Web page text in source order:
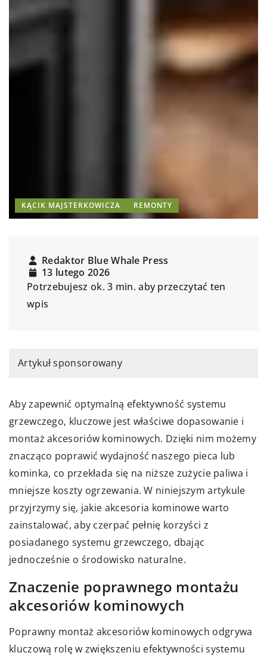
KĄCIK MAJSTERKOWICZA REMONTY
Redaktor Blue Whale Press
13 lutego 2026
Potrzebujesz ok. 3 min. aby przeczytać ten
wpis
Artykuł sponsorowany
Aby zapewnić optymalną efektywność systemu
grzewczego, kluczowe jest właściwe dopasowanie i
montaż akcesoriów kominowych. Dzięki nim możemy
znacząco poprawić wydajność naszego pieca lub
kominka, co przekłada się na niższe zużycie paliwa i
mniejsze koszty ogrzewania. W niniejszym artykule
przyjrzymy się, jakie akcesoria kominowe warto
zainstalować, aby czerpać pełnię korzyści z
posiadanego systemu grzewczego, dbając
jednocześnie o środowisko naturalne.
Znaczenie poprawnego montażu
akcesoriów kominowych
Poprawny montaż akcesoriów kominowych odgrywa
kluczową rolę w zwiększeniu efektywności systemu